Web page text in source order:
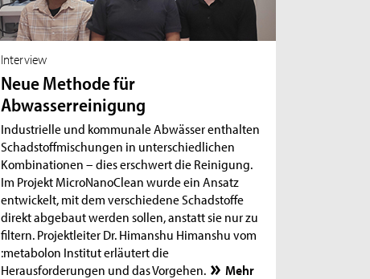
Interview
Neue Methode für
Abwasserreinigung
Industrielle und kommunale Abwässer enthalten
Schadstoffmischungen in unterschiedlichen
Kombinationen – dies erschwert die Reinigung.
Im Projekt MicroNanoClean wurde ein Ansatz
entwickelt, mit dem verschiedene Schadstoffe
direkt abgebaut werden sollen, anstatt sie nur zu
filtern. Projektleiter Dr. Himanshu Himanshu vom
:metabolon Institut erläutert die
Herausforderungen und das Vorgehen.
Mehr